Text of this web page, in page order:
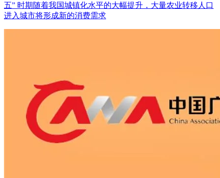
五” 时期随着我国城镇化水平的大幅提升，大量农业转移人口
进入城市将形成新的消费需求